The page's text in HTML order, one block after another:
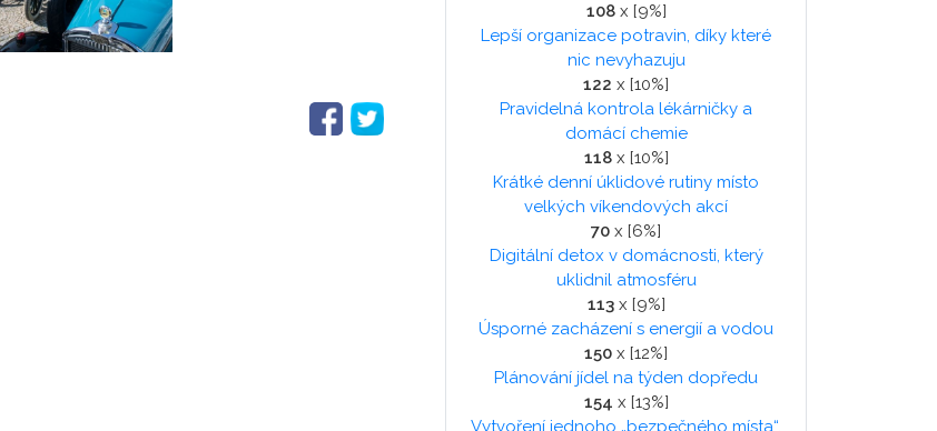
108x [9%]
Lepší organizace potravin, díky které
nic nevyhazuju
122 x [10%]
Pravidelná kontrola lékárničky a
domácí chemie
118x [10%]
Krátké denní úklidové rutiny místo
velkých víkendových akcí
70 x [6%]
Digitální detox v domácnosti, který
uklidnil atmosféru
113x [9%]
Úsporné zacházení s energií a vodou
150 x [12%]
Plánování jídel na týden dopředu
154 x [13%]
Vytvoření jednoho „bezpečného místa“,